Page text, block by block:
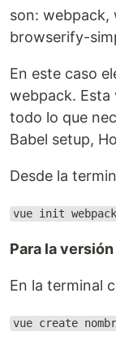
son: webpack,
browserify-
En este caso
webpack. Esta
todo lo que
Babel setup,
Desde la
vue init webpack
Para la
En la terminal
vue create